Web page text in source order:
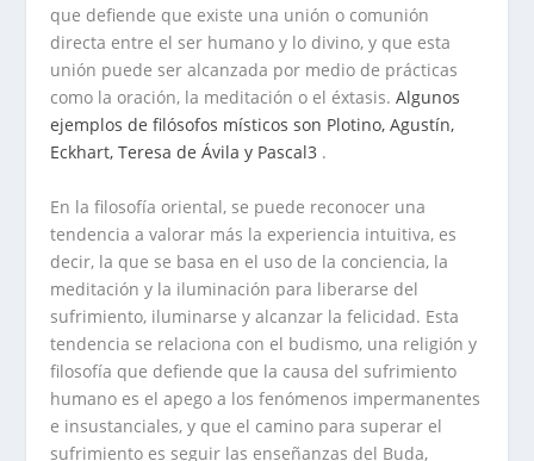
que defiende que existe una unión o comunión
directa entre el ser humano y lo divino, y que esta
unión puede ser alcanzada por medio de prácticas
como la oración, la meditación o el éxtasis.Algunos
ejemplos de filósofos místicos son Plotino, Agustín,
Eckhart, Teresa de Ávila y Pascal3 .
En la filosofía oriental, se puede reconocer una
tendencia a valorar más la experiencia intuitiva, es
decir, la que se basa en el uso de la conciencia, la
meditación y la iluminación para liberarse del
sufrimiento, iluminarse y alcanzar la felicidad. Esta
tendencia se relaciona con el budismo, una religión y
filosofía que defiende que la causa del sufrimiento
humano es el apego a los fenómenos impermanentes
e insustanciales, y que el camino para superar el
sufrimiento es seguir las enseñanzas del Buda,